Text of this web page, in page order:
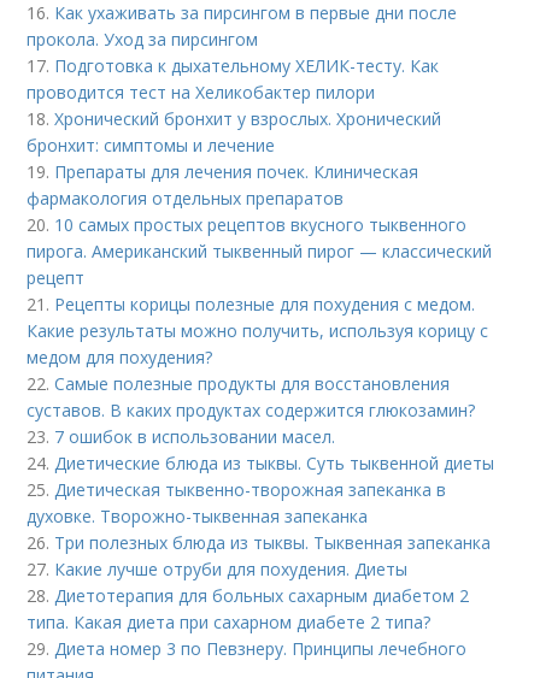
16. Как ухаживать за пирсингом в первые дни после
прокола. Уход за пирсингом
17. Подготовка к дыхательному ХЕЛИК-тесту. Как
проводится тест на Хеликобактер пилори
18.Хронический бронхит у взрослых. Хронический
бронхит: симптомы и лечение
19. Препараты для лечения почек. Клиническая
фармакология отдельных препаратов
20. 10 самых простых рецептов вкусного тыквенного
пирога. Американский тыквенный пирог — классический
рецепт
21. Рецепты корицы полезные для похудения с медом.
Какие результаты можно получить, используя корицу с
медом для похудения?
22.Самые полезные продукты для восстановления
суставов. В каких продуктах содержится глюкозамин?
23. 7 ошибок в использовании масел.
24.Диетические блюда из тыквы. Суть тыквенной диеты
25.Диетическая тыквенно-творожная запеканка в
духовке. Творожно-тыквенная запеканка
26. Три полезных блюда из тыквы. Тыквенная запеканка
27. Какие лучше отруби для похудения. Диеты
28.Диетотерапия для больных сахарным диабетом 2
типа. Какая диета при сахарном диабете 2 типа?
29.Диета номер 3 по Певзнеру. Принципы лечебного